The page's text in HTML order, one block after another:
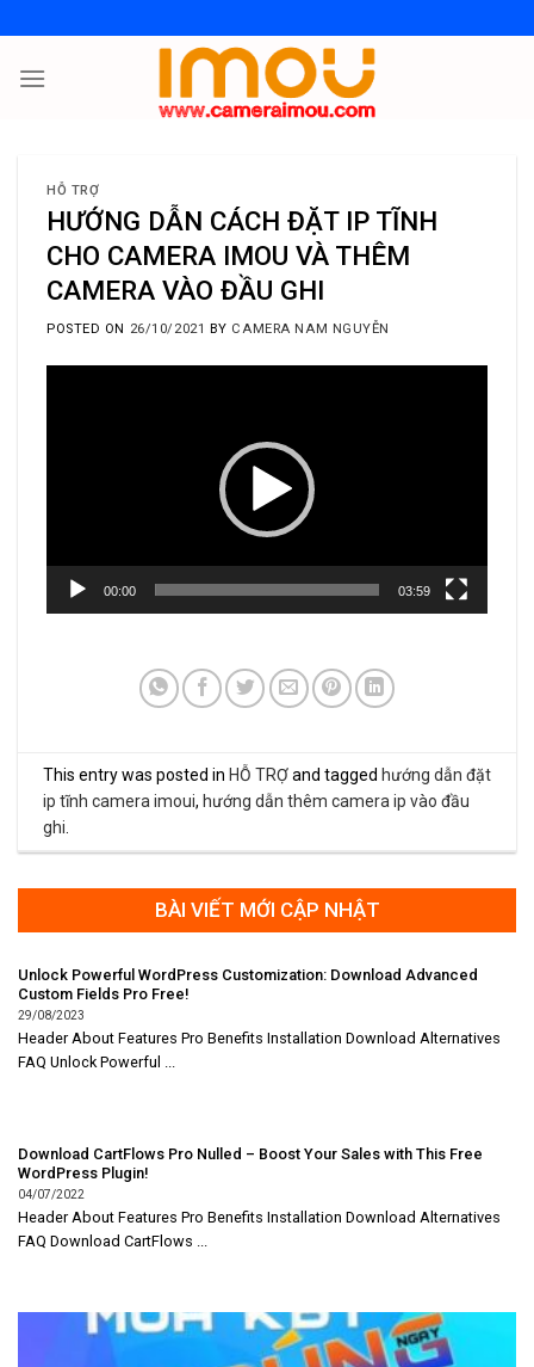
to
content
HỖ TRỢ
HƯỚNG DẪN CÁCH ĐẶT IP TĨNH
CHO CAMERA IMOU VÀ THÊM
CAMERA VÀO ĐẦU GHI
POSTED ON 26/10/2021 BY CAMERA NAM NGUYỄN
00:00 03:59
This entry was posted in HỖ TRỢand tagged hướng dẫn đặt
ip tĩnh camera imoui, hướng dẫn thêm camera ip vào đầu
ghi
BÀI VIẾT MỚI CẬP NHẬT
Unlock Powerful WordPress Customization: Download Advanced
Custom Fields Pro Free!
29/08/2023
Header About Features Pro Benefits Installation Download Alternatives
FAQ Unlock Powerful ...
Download CartFlows Pro Nulled – Boost Your Sales with This Free
WordPress Plugin!
04/07/2022
Header About Features Pro Benefits Installation Download Alternatives
FAQ Download CartFlows ...